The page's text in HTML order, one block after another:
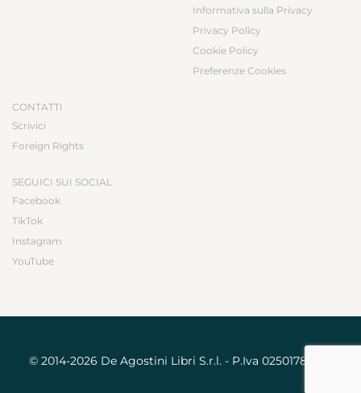
Informativa sulla Privacy
Privacy Policy
Cookie Policy
Preferenze Cookies
CONTATTI
Scrivici
Foreign Rights
SEGUICI SUI SOCIAL
Facebook
TikTok
Instagram
YouTube
© 2014-2026 De Agostini Libri S.r.l. - P.Iva 02501780031